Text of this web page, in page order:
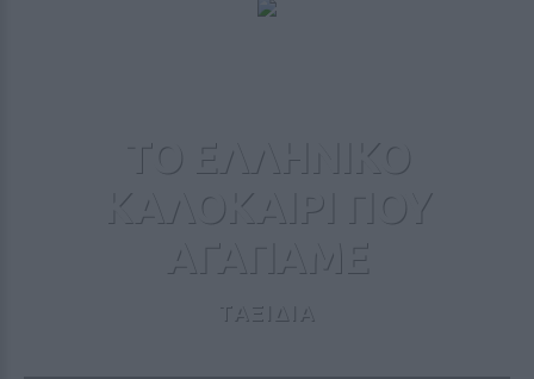
ΤΟ ΕΛΛΗΝΙΚΟ
ΚΑΛΟΚΑΙΡΙ ΠΟΥ
ΑΓΑΠΑΜΕ
ΤΑΞΙΔΙΑ